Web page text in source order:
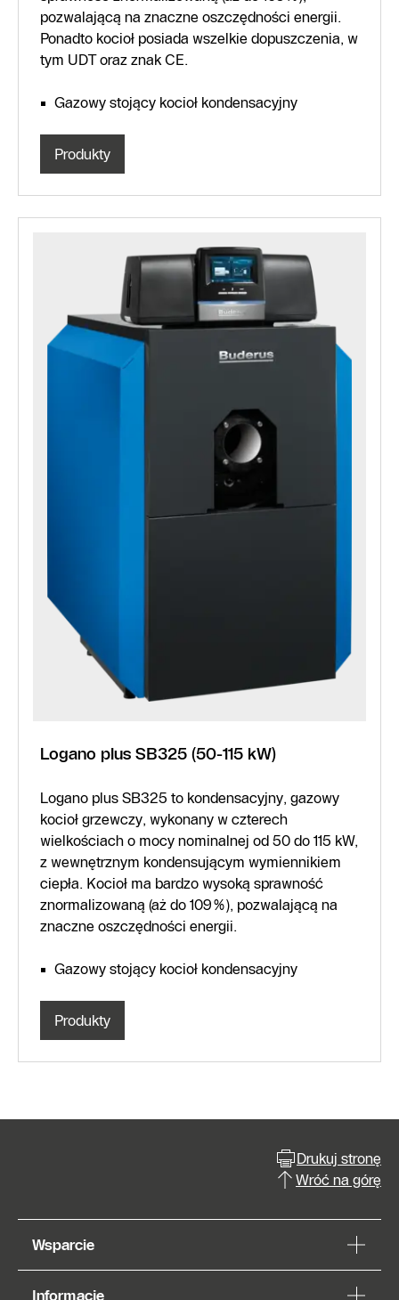
pozwalającą na znaczne oszczędności energii.
Ponadto kocioł posiada wszelkie dopuszczenia, w
tym UDT oraz znak CE.
Gazowy stojący kocioł kondensacyjny
Produkty
Logano plus SB325 (50-115 kW)
Logano plus SB325 to kondensacyjny, gazowy
kocioł grzewczy, wykonany w czterech
wielkościach o mocy nominalnej od 50 do 115 kW,
z wewnętrznym kondensującym wymiennikiem
ciepła. Kocioł ma bardzo wysoką sprawność
znormalizowaną (aż do 109%), pozwalającą na
znaczne oszczędności energii.
Gazowy stojący kocioł kondensacyjny
Produkty
Drukuj stronę
Wróć na górę
Wsparcie
Informacje